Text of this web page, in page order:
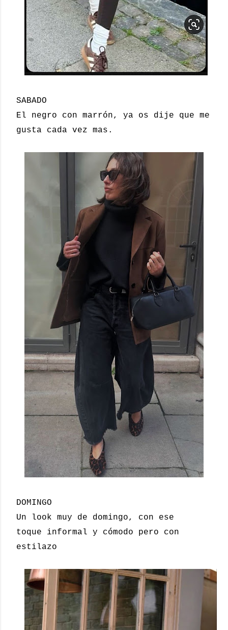
SABADO
El negro con marrón, ya os dije que me
gusta cada vez mas.
DOMINGO
Un look muy de domingo, con ese
toque informal y cómodo pero con
estilazo